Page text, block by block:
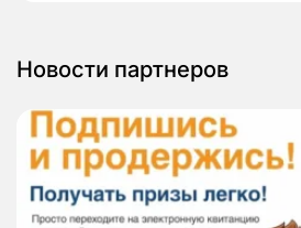
Новости партнеров